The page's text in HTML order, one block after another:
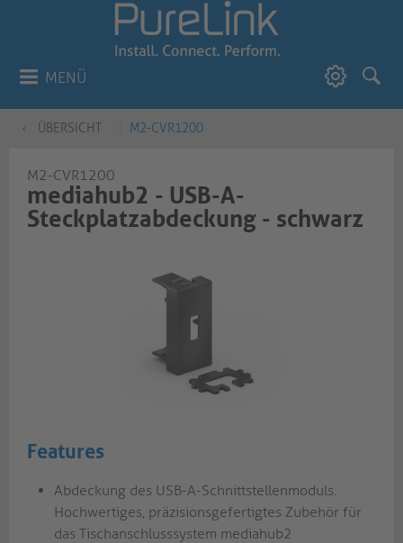
MENÜ
ÜBERSICHT M2-CVR1200
M2-CVR1200
mediahub2 - USB-A-
Steckplatzabdeckung - schwarz
Features
Abdeckung des USB-A-Schnittstellenmoduls.
Hochwertiges, präzisionsgefertigtes Zubehör für
das Tischanschlusssystem mediahub2